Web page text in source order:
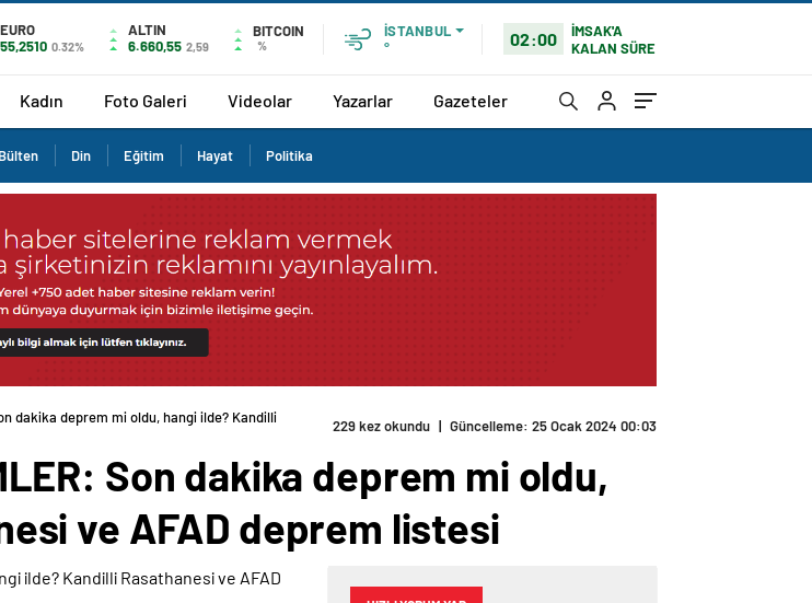
EURO
55,2510 0.32%
ALTIN
6.660,55 2,59
BITCOIN
%
İSTANBUL
°
02:00
İMSAK'A
KALAN SÜRE
Kadın Foto Galeri Videolar Yazarlar Gazeteler
Bülten Din Eğitim Hayat Politika
dakika deprem mi oldu, hangi ilde? Kandilli
229 kez okundu | Güncelleme: 25 Ocak 2024 00:03
Son dakika deprem mi oldu,
ve AFAD deprem listesi